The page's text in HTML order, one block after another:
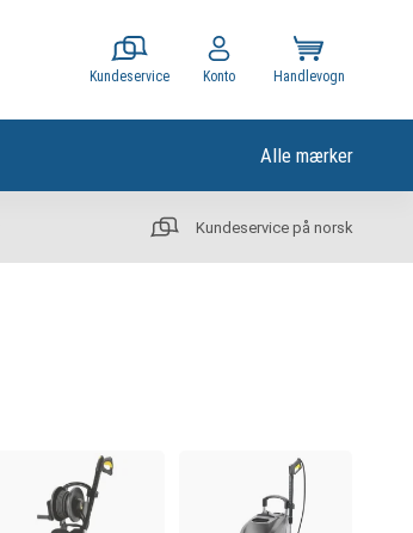
Kundeservice Konto Handlevogn
Alle mærker
Kundeservice på norsk